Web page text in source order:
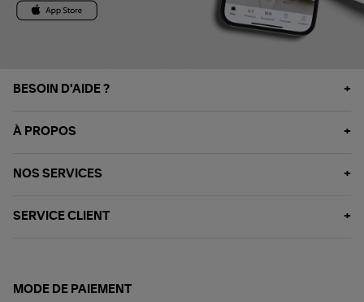
BESOIN D'AIDE ?
À PROPOS
NOS SERVICES
SERVICE CLIENT
MODE DE PAIEMENT